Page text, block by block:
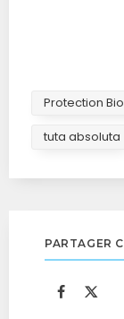
Protection
tuta absoluta
PARTAGER